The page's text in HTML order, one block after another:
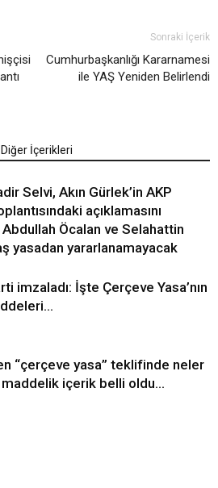
Sonraki İçerik
Cumhurbaşkanlığı Kararnamesi
ile YAŞ Yeniden Belirlendi
İçerikleri
Selvi, Akın Gürlek’in AKP
açıklamasını
Abdullah Öcalan ve Selahattin
yasadan yararlanamayacak
imzaladı: İşte Çerçeve Yasa’nın
“çerçeve yasa” teklifinde neler
maddelik içerik belli oldu…